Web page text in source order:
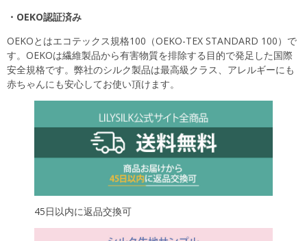
・OEKO認証済み
OEKOとはエコテックス規格100（OEKO-TEX STANDARD 100）で
す。OEKOは繊維製品から有害物質を排除する目的で発足した国際
安全規格です。弊社のシルク製品は最高級クラス、アレルギーにも
赤ちゃんにも安心してお使い頂けます。
45日以内に返品交換可